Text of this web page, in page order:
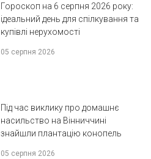
Гороскоп на 6 серпня 2026 року:
ідеальний день для спілкування та
купівлі нерухомості
05 серпня 2026
Під час виклику про домашнє
насильство на Вінниччині
знайшли плантацію конопель
05 серпня 2026